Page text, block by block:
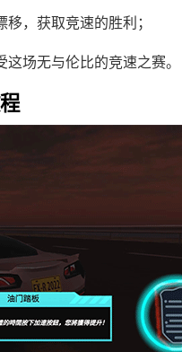
，获取竞速的胜利；
场无与伦比的竞速之赛。